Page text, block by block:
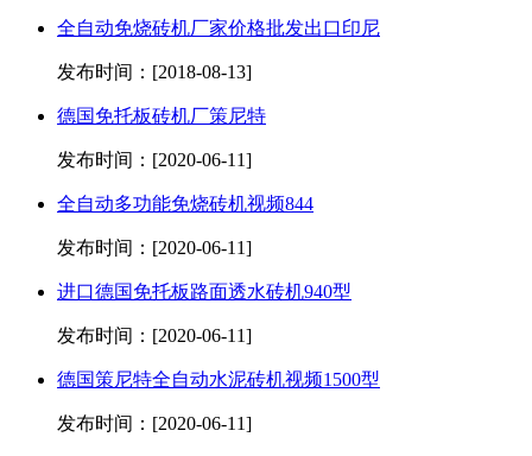
全自动免烧砖机厂家价格批发出口印尼
发布时间：[2018-08-13]
德国免托板砖机厂策尼特
发布时间：[2020-06-11]
全自动多功能免烧砖机视频844
发布时间：[2020-06-11]
进口德国免托板路面透水砖机940型
发布时间：[2020-06-11]
德国策尼特全自动水泥砖机视频1500型
发布时间：[2020-06-11]